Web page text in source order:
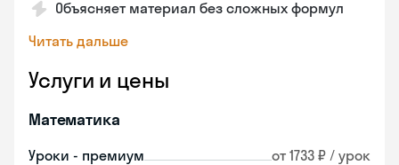
Объясняет материал без сложных формул
Читать дальше
Услуги и цены
Математика
Уроки - премиум от 1733 ₽ / урок